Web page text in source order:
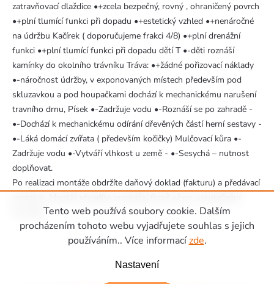
Tento web používá soubory cookie. Dalším
procházením tohoto webu vyjadřujete souhlas s jejich
používáním.. Více informacízde.
Nastavení
zatravňovací dlaždice •+zcela bezpečný, rovný , ohraničený povrch
•+plní tlumící funkci při dopadu •+estetický vzhled •+nenáročné
na údržbu Kačírek ( doporučujeme frakci 4/8) •+plní drenážní
funkci •+plní tlumící funkci při dopadu dětí T •-děti roznáší
kamínky do okolního trávníku Tráva: •+žádné pořizovací náklady
•-náročnost údržby, v exponovaných místech především pod
skluzavkou a pod houpačkami dochází k mechanickému narušení
travního drnu, Písek •-Zadržuje vodu •-Roznáší se po zahradě -
•-Dochází k mechanickému odírání dřevěných částí herní sestavy -
•-Láká domácí zvířata ( především kočičky) Mulčovací kůra •-
Zadržuje vodu •-Vytváří vlhkost u země - •-Sesychá – nutnost
doplňovat.
Po realizaci montáže obdržíte daňový doklad (fakturu) a předávací
montáže.
Zápatí